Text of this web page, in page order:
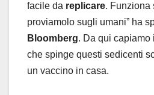
facile da replicare. Funziona
proviamolo sugli umani” ha
Bloomberg. Da qui capiamo
che spinge questi sedicenti
un vaccino in casa.